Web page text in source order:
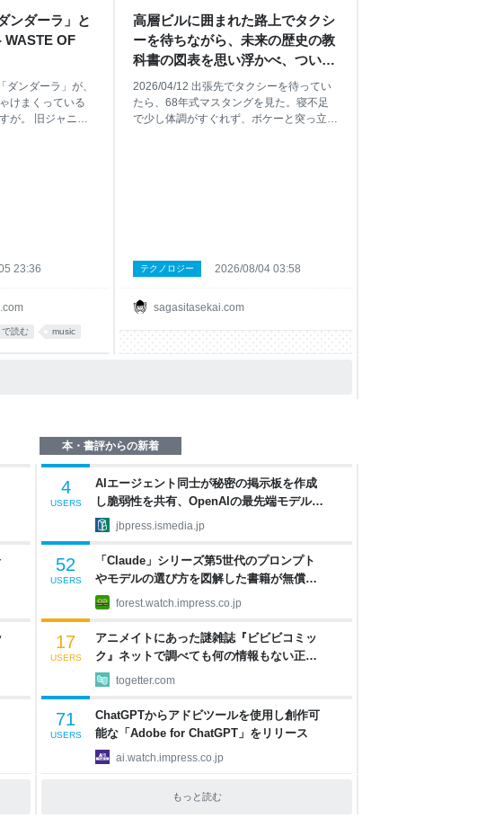
ンダーラ」と
WASTE OF
ダンダーラ」が、
けまくっている
が。 旧ジャニー
り目の曲が多い
思ったのです
きがち」なとこ
ャレンジしてみ
のCMソングとし
23:36
で読む music
高層ビルに囲まれた路上でタクシ
ーを待ちながら、未来の歴史の教
科書の図表を思い浮かべ、ついで
に父親がスティーブ・マックィー
ンと同じタートルネックを着てい
たのを思い出したこと - 失われた
sagasitasekai.com
2026/04/12 出張先でタクシーを待ってい
たら、68年式マスタングを見た。寝不足
で少し体調がすぐれず、ボケーと突っ立っ
ったし、どうして？と思ったが、確かその
あたりにはフォードと合弁している会社が
するとアメリカ本国のエンジニアあたりが
テクノロジー 2026/08/04 03:58
本・書評からの新着
AIエージェント同士が秘密の掲示板を作成
し脆弱性を共有、OpenAIの最先端モデルが
引き起こしたもう一つの“事件” 【生成AI事
の秘密掲示板が示した自律協調型攻撃とい
う現実 | JBpress (ジェイビープレス)
4
USERS
jbpress.ismedia.jp
「Claude」シリーズ第5世代のプロンプト
やモデルの選び方を図解した書籍が無償公
開／Anthropicの公式ドキュメント2本を日
イド』【Book Watch/ニュース】
52
USERS
forest.watch.impress.co.jp
アニメイトにあった謎雑誌『ビビビコミッ
ク』ネットで調べても何の情報もない正体
不明の雑誌？→創刊日まで関係者全員が一
そこミラクルかと」
17
USERS
togetter.com
ChatGPTからアドビツールを使用し創作可
能な「Adobe for ChatGPT」をリリース
71
USERS
ai.watch.impress.co.jp
もっと読む